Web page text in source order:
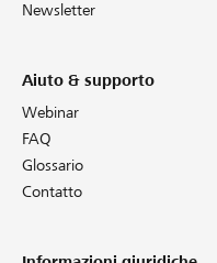
Newsletter
Aiuto & supporto
Webinar
FAQ
Glossario
Contatto